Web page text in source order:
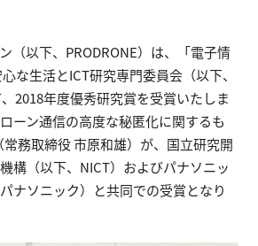
（以下、PRODRONE）は、「電子情
な生活とICT研究専門委員会（以下、
2018年度優秀研究賞を受賞いたしま
ーン通信の高度な秘匿化に関するも
常務取締役 市原和雄）が、国立研究開
構（以下、NICT）およびパナソニッ
ナソニック）と共同での受賞となり